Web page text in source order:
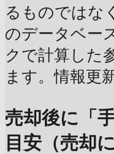
るものではな
のデータベー
クで計算した
ます。情報更
売却後に「
目安（売却